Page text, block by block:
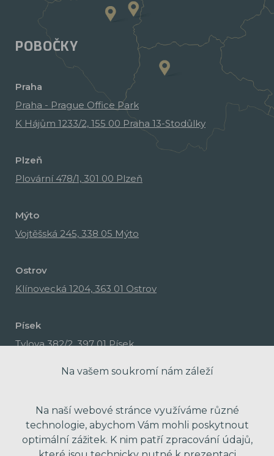
POBOČKY
Praha
Praha - Prague Office Park
K Hájům 1233/2, 155 00 Praha 13-Stodůlky
Plzeň
Plovární 478/1, 301 00 Plzeň
Mýto
Vojtěšská 245, 338 05 Mýto
Ostrov
Klínovecká 1204, 363 01 Ostrov
Písek
Tylova 382/2, 397 01 Písek
Na vašem soukromí nám záleží
Na naší webové stránce využíváme různé
technologie, abychom Vám mohli poskytnout
optimální zážitek. K nim patří zpracování údajů,